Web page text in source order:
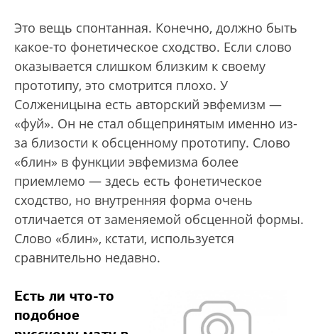
Это вещь спонтанная. Конечно, должно быть
какое-то фонетическое сходство. Если слово
оказывается слишком близким к своему
прототипу, это смотрится плохо. У
Солженицына есть авторский эвфемизм —
«фуй». Он не стал общепринятым именно из-
за близости к обсценному прототипу. Слово
«блин» в функции эвфемизма более
приемлемо — здесь есть фонетическое
сходство, но внутренняя форма очень
отличается от заменяемой обсценной формы.
Слово «блин», кстати, используется
сравнительно недавно.
Есть ли что-то
подобное